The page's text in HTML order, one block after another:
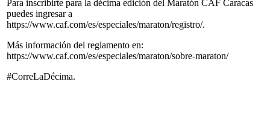
Para inscribirte para la décima edición del Maratón CAF Caracas
puedes ingresar a
https://www.caf.com/es/especiales/maraton/registro/.
Más información del reglamento en:
https://www.caf.com/es/especiales/maraton/sobre-maraton/
#CorreLaDécima.